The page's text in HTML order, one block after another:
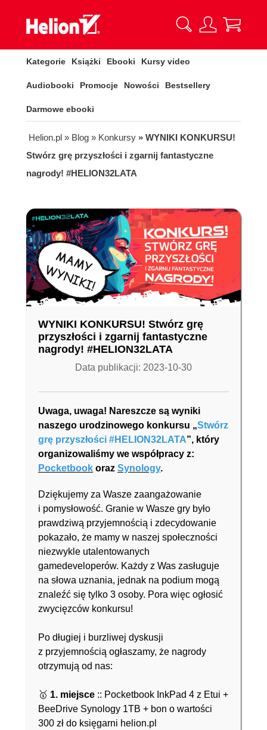
Kategorie Książki Ebooki Kursy video
Audiobooki Promocje Nowości Bestsellery
Darmowe ebooki
Helion.pl » Blog » Konkursy » WYNIKI KONKURSU!
Stwórz grę przyszłości i zgarnij fantastyczne
nagrody! #HELION32LATA
WYNIKI KONKURSU! Stwórz grę
przyszłości i zgarnij fantastyczne
nagrody! #HELION32LATA
Data publikacji: 2023-10-30
Uwaga, uwaga! Nareszcze są wyniki
naszego urodzinowego konkursu „Stwórz
grę przyszłości #HELION32LATA”, który
organizowaliśmy we współpracy z:
Pocketbook oraz Synology.
Dziękujemy za Wasze zaangażowanie
i pomysłowość. Granie w Wasze gry było
prawdziwą przyjemnością i zdecydowanie
pokazało, że mamy w naszej społeczności
niezwykle utalentowanych
gamedeveloperów. Każdy z Was zasługuje
na słowa uznania, jednak na podium mogą
znaleźć się tylko 3 osoby. Pora więc ogłosić
zwycięzców konkursu!
Po długiej i burzliwej dyskusji
z przyjemnością ogłaszamy, że nagrody
otrzymują od nas:
🥇 1. miejsce :: Pocketbook InkPad 4 z Etui +
BeeDrive Synology 1TB + bon o wartości
300 zł do księgarni helion.pl